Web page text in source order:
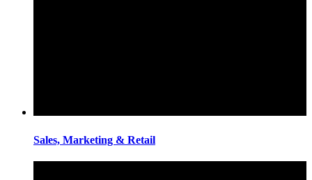
Sales, Marketing & Retail